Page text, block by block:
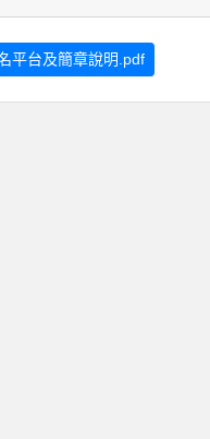
平台及簡章說明.pdf